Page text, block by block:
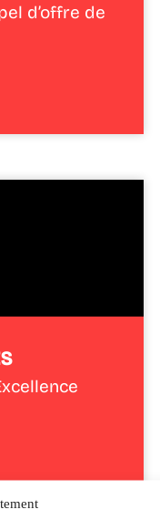
d’offre de